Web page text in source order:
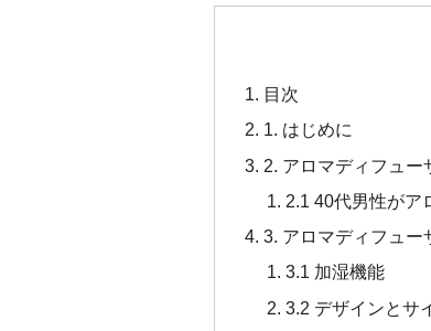
目次
1. はじめに
2. アロマディフュー
2.1 40代男性がア
3. アロマディフュー
3.1 加湿機能
3.2 デザインとサ